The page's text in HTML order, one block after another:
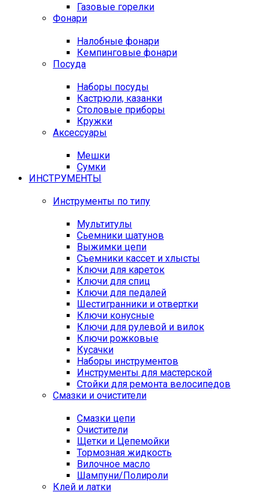
Газовые горелки
Фонари
Налобные фонари
Кемпинговые фонари
Посуда
Наборы посуды
Кастрюли, казанки
Столовые приборы
Кружки
Аксессуары
Мешки
Сумки
ИНСТРУМЕНТЫ
Инструменты по типу
Мультитулы
Сьемники шатунов
Выжимки цепи
Съемники кассет и хлысты
Ключи для кареток
Ключи для спиц
Ключи для педалей
Шестигранники и отвертки
Ключи конусные
Ключи для рулевой и вилок
Ключи рожковые
Кусачки
Наборы инструментов
Инструменты для мастерской
Стойки для ремонта велосипедов
Смазки и очистители
Смазки цепи
Очистители
Щетки и Цепемойки
Тормозная жидкость
Вилочное масло
Шампуни/Полироли
Клей и латки